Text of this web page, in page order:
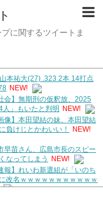
ト
に関するツイートま
本祐大(27) .323 2本 14打点
NEW!
会】無期刑の仮釈放、2025
人」もいたと判明
NEW!
像】本田望結の妹、本田望結
負けじとかわいい！
NEW!
早苗さん、広島市長のスピー
なってしまう
NEW!
報】れいわ新選組が「いのち
改名ｗｗｗｗｗｗｗｗｗｗｗ